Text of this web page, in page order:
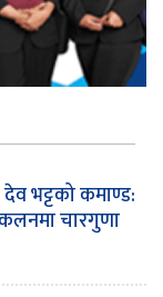
भट्टको कमाण्ड:
चारगुणा